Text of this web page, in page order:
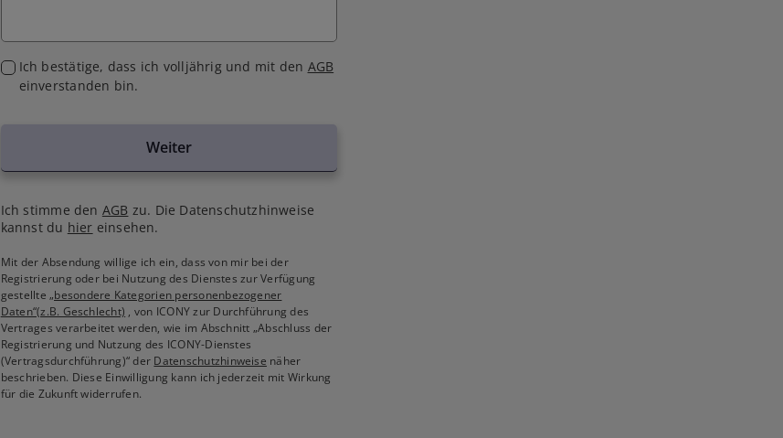
Ich bestätige, dass ich volljährig und mit den AGB
einverstanden bin.
Weiter
Ich stimme den AGB zu. Die Datenschutzhinweise
kannst du hier einsehen.
Mit der Absendung willige ich ein, dass von mir bei der
Registrierung oder bei Nutzung des Dienstes zur Verfügung
gestellte„besondere Kategorien personenbezogener
Daten“(z.B. Geschlecht) , von ICONY zur Durchführung des
Vertrages verarbeitet werden, wie im Abschnitt „Abschluss der
Registrierung und Nutzung des ICONY-Dienstes
(Vertragsdurchführung)“ der Datenschutzhinweise näher
beschrieben. Diese Einwilligung kann ich jederzeit mit Wirkung
für die Zukunft widerrufen.